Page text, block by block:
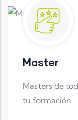
Master
Masters de
tu formación.